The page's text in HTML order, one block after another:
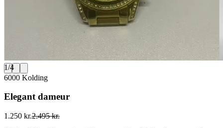
1/4
6000 Kolding
Elegant dameur
1.250 kr.2.495 kr.